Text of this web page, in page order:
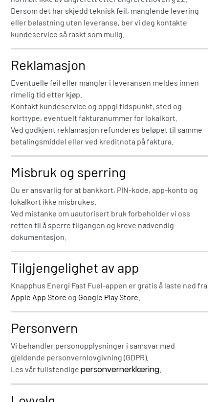
Dersom det har skjedd teknisk feil, manglende levering
eller belastning uten leveranse, ber vi deg kontakte
kundeservice så raskt som mulig.
Reklamasjon
Eventuelle feil eller mangler i leveransen meldes innen
rimelig tid etter kjøp.
Kontakt kundeservice og oppgi tidspunkt, sted og
korttype, eventuelt fakturanummer for lokalkort.
Ved godkjent reklamasjon refunderes beløpet til samme
betalingsmiddel eller ved kreditnota på faktura.
Misbruk og sperring
Du er ansvarlig for at bankkort, PIN-kode, app-konto og
lokalkort ikke misbrukes.
Ved mistanke om uautorisert bruk forbeholder vi oss
retten til å sperre tilgangen og kreve nødvendig
dokumentasjon.
Tilgjengelighet av app
Knapphus Energi Fast Fuel-appen er gratis å laste ned fra
Apple App Store og Google Play Store
Personvern
Vi behandler personopplysninger i samsvar med
gjeldende personvernlovgivning (GDPR).
Les vår fullstendigepersonvernerklæring